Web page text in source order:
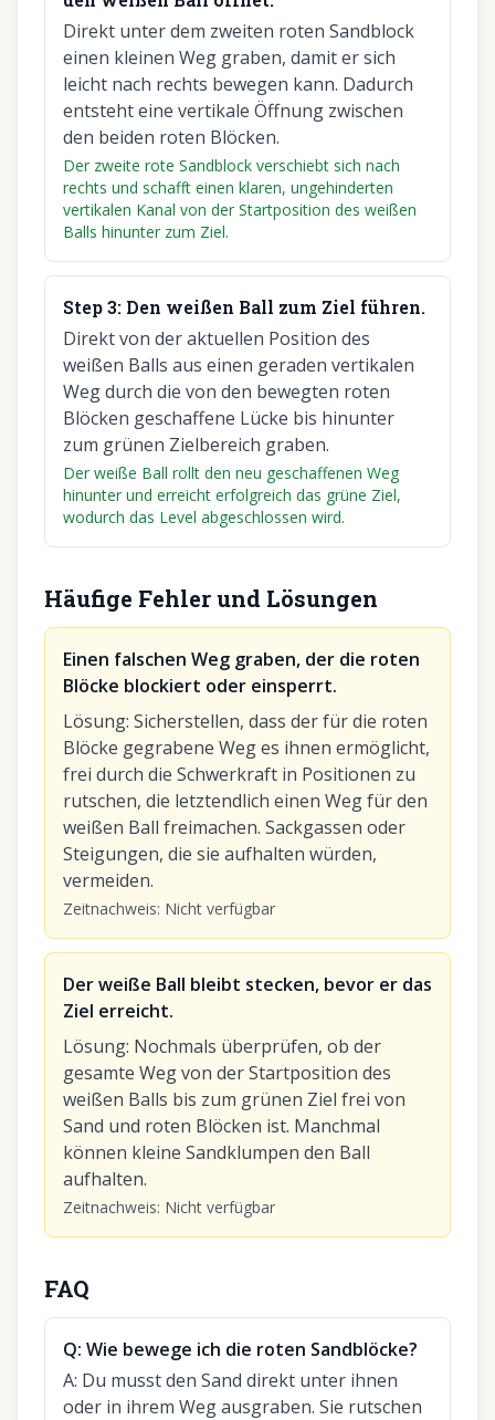
Direkt unter dem zweiten roten Sandblock
einen kleinen Weg graben, damit er sich
leicht nach rechts bewegen kann. Dadurch
entsteht eine vertikale Öffnung zwischen
den beiden roten Blöcken.
Der zweite rote Sandblock verschiebt sich nach
rechts und schafft einen klaren, ungehinderten
vertikalen Kanal von der Startposition des weißen
Balls hinunter zum Ziel.
Step3: Den weißen Ball zum Ziel führen.
Direkt von der aktuellen Position des
weißen Balls aus einen geraden vertikalen
Weg durch die von den bewegten roten
Blöcken geschaffene Lücke bis hinunter
zum grünen Zielbereich graben.
Der weiße Ball rollt den neu geschaffenen Weg
hinunter und erreicht erfolgreich das grüne Ziel,
wodurch das Level abgeschlossen wird.
Häufige Fehler und Lösungen
Einen falschen Weg graben, der die roten
Blöcke blockiert oder einsperrt.
Lösung: Sicherstellen, dass der für die roten
Blöcke gegrabene Weg es ihnen ermöglicht,
frei durch die Schwerkraft in Positionen zu
rutschen, die letztendlich einen Weg für den
weißen Ball freimachen. Sackgassen oder
Steigungen, die sie aufhalten würden,
vermeiden.
Zeitnachweis: Nicht verfügbar
Der weiße Ball bleibt stecken, bevor er das
Ziel erreicht.
Lösung: Nochmals überprüfen, ob der
gesamte Weg von der Startposition des
weißen Balls bis zum grünen Ziel frei von
Sand und roten Blöcken ist. Manchmal
können kleine Sandklumpen den Ball
aufhalten.
Zeitnachweis: Nicht verfügbar
FAQ
Q: Wie bewege ich die roten Sandblöcke?
A: Du musst den Sand direkt unter ihnen
oder in ihrem Weg ausgraben. Sie rutschen